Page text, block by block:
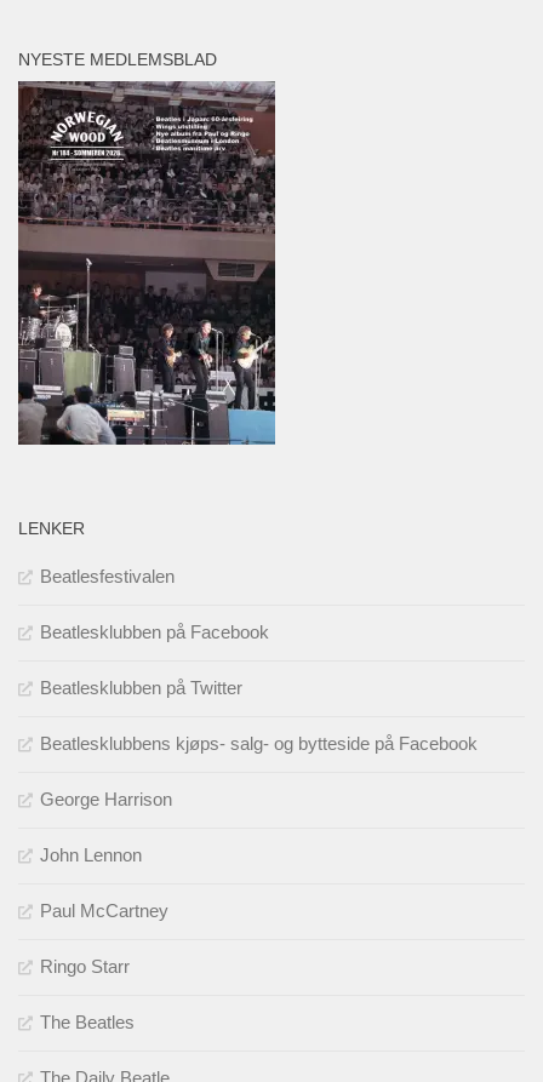
NYESTE MEDLEMSBLAD
LENKER
Beatlesfestivalen
Beatlesklubben på Facebook
Beatlesklubben på Twitter
Beatlesklubbens kjøps- salg- og bytteside på Facebook
George Harrison
John Lennon
Paul McCartney
Ringo Starr
The Beatles